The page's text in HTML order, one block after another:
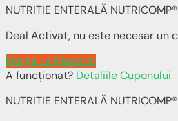
NUTRITIE ENTERALĂ
Deal Activat, nu este necesar un
Merge La Magazin
A funcționat? Detaliile Cuponului
NUTRITIE ENTERALĂ